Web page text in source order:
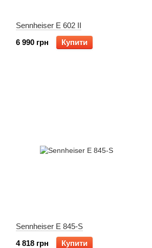
Sennheiser E 602 II
6 990 грн
Купити
Sennheiser E 845-S
4 818 грн
Купити